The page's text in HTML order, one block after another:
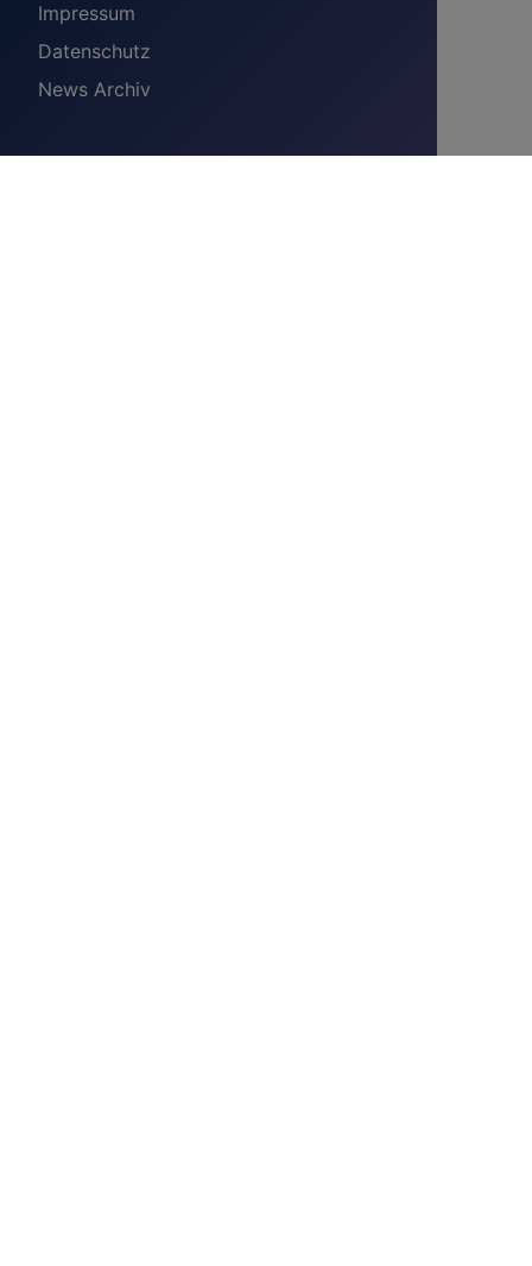
Impressum
Datenschutz
News Archiv